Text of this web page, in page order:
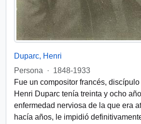
Duparc, Henri
Persona
· 1848-1933
Fue un compositor francés,
Henri Duparc tenía treinta y ocho
enfermedad nerviosa de la que era
hacía años, le impidió